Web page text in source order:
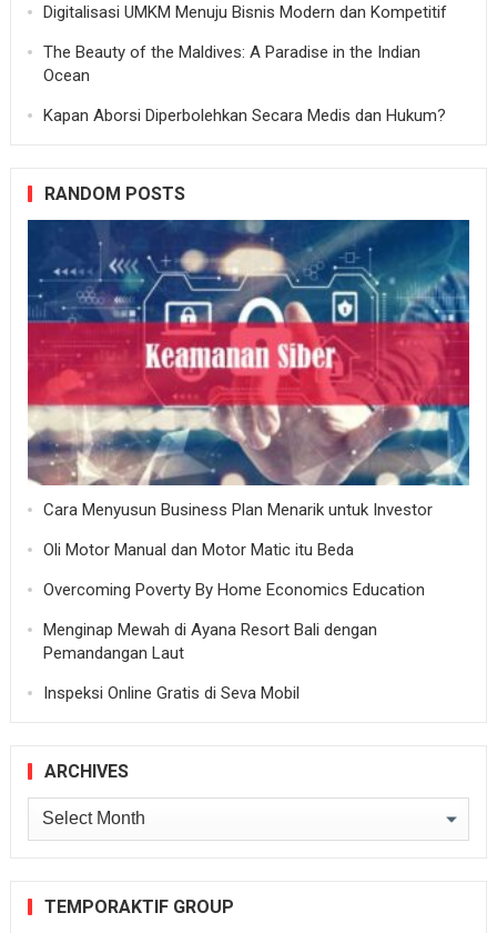
Digitalisasi UMKM Menuju Bisnis Modern dan Kompetitif
The Beauty of the Maldives: A Paradise in the Indian
Ocean
Kapan Aborsi Diperbolehkan Secara Medis dan Hukum?
RANDOM POSTS
Cara Menyusun Business Plan Menarik untuk Investor
Oli Motor Manual dan Motor Matic itu Beda
Overcoming Poverty By Home Economics Education
Menginap Mewah di Ayana Resort Bali dengan
Pemandangan Laut
Inspeksi Online Gratis di Seva Mobil
ARCHIVES
Archives
TEMPORAKTIF GROUP